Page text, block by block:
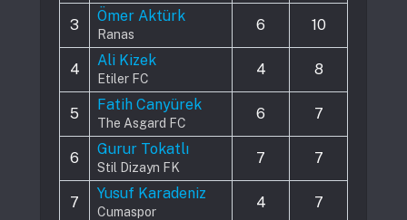
3
Ömer Aktürk
Ranas
6 10
4
Ali Kizek
Etiler FC
4 8
5
Fatih Canyürek
The Asgard FC
6 7
6
Gurur Tokatlı
Stil Dizayn FK
7 7
7
Yusuf Karadeniz
Cumaspor
4 7